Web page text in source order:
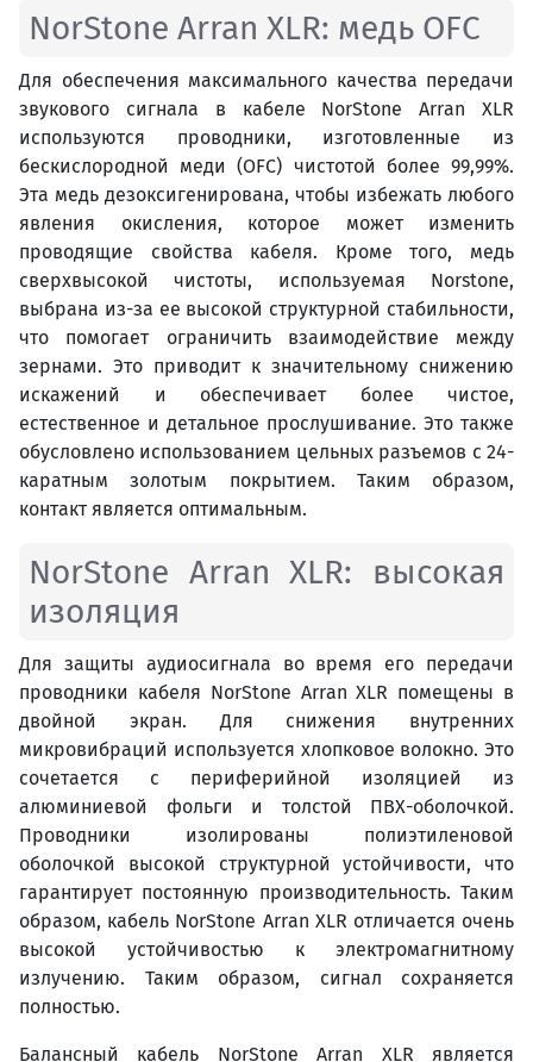
NorStone Arran XLR: медь OFC
Для обеспечения максимального качества передачи
звукового сигнала в кабеле NorStone Arran XLR
используются проводники, изготовленные из
бескислородной меди (OFC) чистотой более 99,99%.
Эта медь дезоксигенирована, чтобы избежать любого
явления окисления, которое может изменить
проводящие свойства кабеля. Кроме того, медь
сверхвысокой чистоты, используемая Norstone,
выбрана из-за ее высокой структурной стабильности,
что помогает ограничить взаимодействие между
зернами. Это приводит к значительному снижению
искажений и обеспечивает более чистое,
естественное и детальное прослушивание. Это также
обусловлено использованием цельных разъемов с 24-
каратным золотым покрытием. Таким образом,
контакт является оптимальным.
NorStone Arran XLR: высокая
изоляция
Для защиты аудиосигнала во время его передачи
проводники кабеля NorStone Arran XLR помещены в
двойной экран. Для снижения внутренних
микровибраций используется хлопковое волокно. Это
сочетается с периферийной изоляцией из
алюминиевой фольги и толстой ПВХ-оболочкой.
Проводники изолированы полиэтиленовой
оболочкой высокой структурной устойчивости, что
гарантирует постоянную производительность. Таким
образом, кабель NorStone Arran XLR отличается очень
высокой устойчивостью к электромагнитному
излучению. Таким образом, сигнал сохраняется
полностью.
Балансный кабель NorStone Arran XLR является